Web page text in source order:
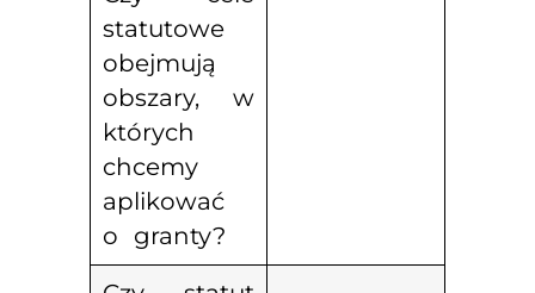
statutowe
obejmują
obszary, w
których
chcemy
aplikować
o granty?